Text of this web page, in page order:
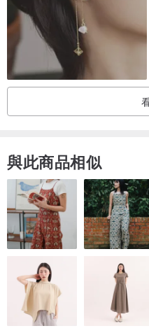
與此商品相似